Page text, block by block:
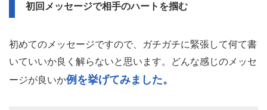
初回メッセージで相手のハートを掴む
初めてのメッセージですので、ガチガチに緊張して何て書
いていいか良く解らないと思います。どんな感じのメッセ
ージが良いか例を挙げてみました。